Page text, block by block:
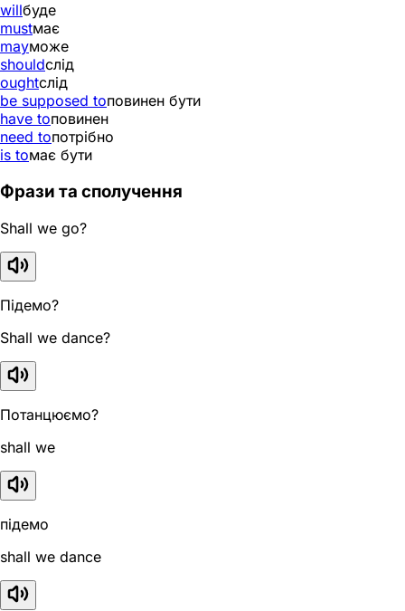
willбуде
mustмає
mayможе
shouldслід
oughtслід
be supposed toповинен бути
have toповинен
need toпотрібно
is toмає бути
Фрази та сполучення
Shall we go?
Підемо?
Shall we dance?
Потанцюємо?
shall we
підемо
shall we dance